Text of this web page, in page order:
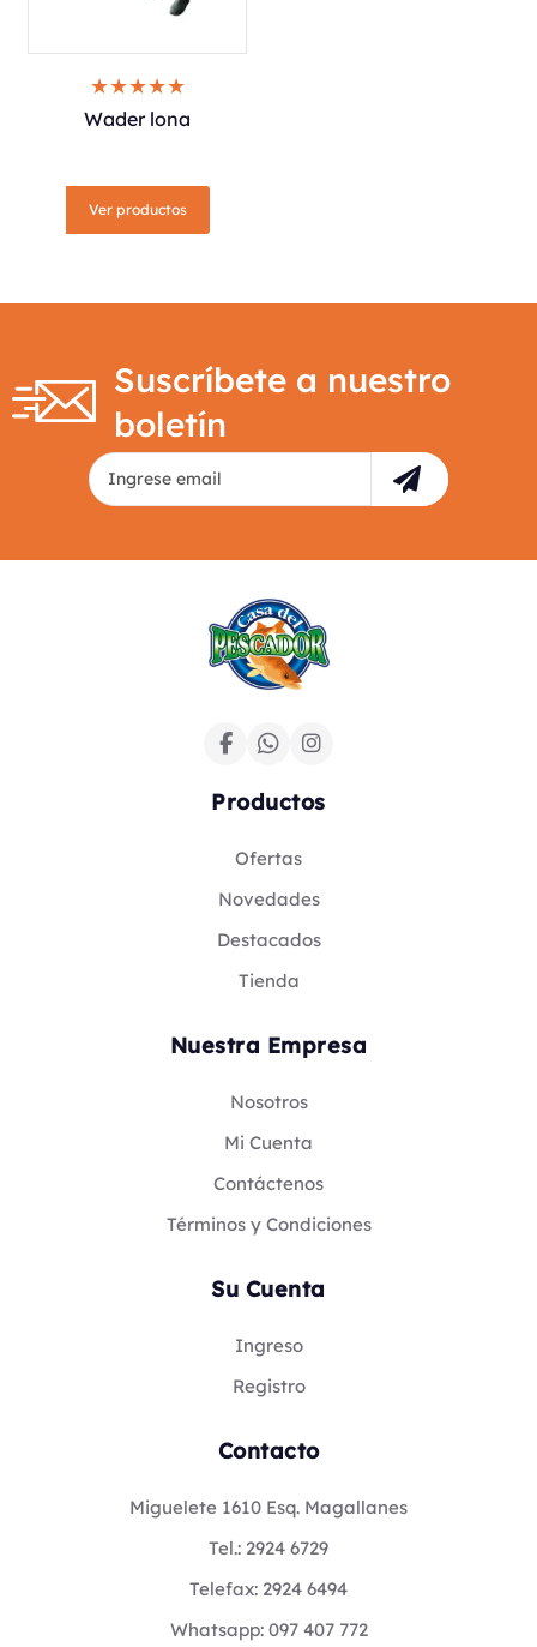
Wader lona
Ver productos
Suscríbete a nuestro
boletín
Productos
Ofertas
Novedades
Destacados
Tienda
Nuestra Empresa
Nosotros
Mi Cuenta
Contáctenos
Términos y Condiciones
Su Cuenta
Ingreso
Registro
Contacto
Miguelete 1610 Esq. Magallanes
Tel.: 2924 6729
Telefax: 2924 6494
Whatsapp: 097 407 772